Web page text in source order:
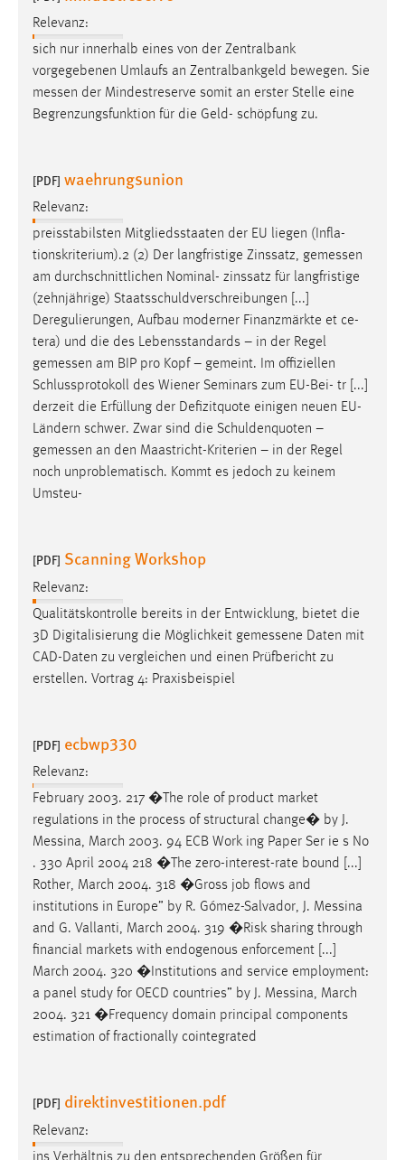
Relevanz:
sich nur innerhalb eines von der Zentralbank
vorgegebenen Umlaufs an Zentralbankgeld bewegen. Sie
messen der Mindestreserve somit an erster Stelle eine
Begrenzungsfunktion für die Geld- schöpfung zu.
[PDF] waehrungsunion
Relevanz:
preisstabilsten Mitgliedsstaaten der EU liegen (Infla-
tionskriterium).2 (2) Der langfristige Zinssatz, gemessen
am durchschnittlichen Nominal- zinssatz für langfristige
(zehnjährige) Staatsschuldverschreibungen [...]
Deregulierungen, Aufbau moderner Finanzmärkte et ce-
tera) und die des Lebensstandards – in der Regel
gemessen am BIP pro Kopf – gemeint. Im offiziellen
Schlussprotokoll des Wiener Seminars zum EU-Bei- tr [...]
derzeit die Erfüllung der Defizitquote einigen neuen EU-
Ländern schwer. Zwar sind die Schuldenquoten –
gemessen an den Maastricht-Kriterien – in der Regel
noch unproblematisch. Kommt es jedoch zu keinem
Umsteu-
[PDF] Scanning Workshop
Relevanz:
Qualitätskontrolle bereits in der Entwicklung, bietet die
3D Digitalisierung die Möglichkeit gemessene Daten mit
CAD-Daten zu vergleichen und einen Prüfbericht zu
erstellen. Vortrag 4: Praxisbeispiel
[PDF] ecbwp330
Relevanz:
February 2003. 217 �The role of product market
regulations in the process of structural change� by J.
Messina, March 2003. 94 ECB Work ing Paper Ser ie s No
. 330 April 2004 218 �The zero-interest-rate bound [...]
Rother, March 2004. 318 �Gross job flows and
institutions in Europe” by R. Gómez-Salvador, J. Messina
and G. Vallanti, March 2004. 319 �Risk sharing through
financial markets with endogenous enforcement [...]
March 2004. 320 �Institutions and service employment:
a panel study for OECD countries” by J. Messina, March
2004. 321 �Frequency domain principal components
estimation of fractionally cointegrated
[PDF] direktinvestitionen.pdf
Relevanz:
ins Verhältnis zu den entsprechenden Größen für